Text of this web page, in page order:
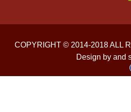
COPYRIGHT © 2014-2018 ALL
Design by and